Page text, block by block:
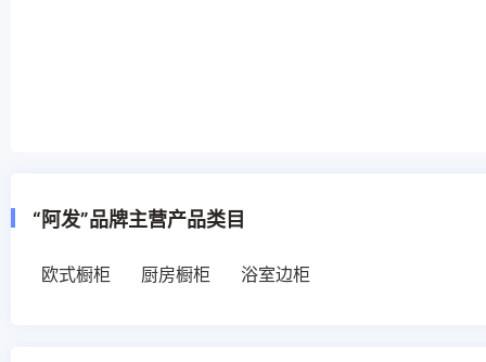
“阿发”品牌主营产品类目
欧式橱柜 厨房橱柜 浴室边柜